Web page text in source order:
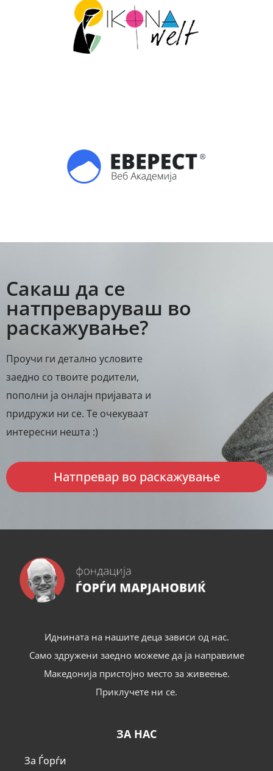
Сакаш да се
натпреваруваш во
раскажување?
Проучи ги детално условите
заедно со твоите родители,
пополни ја онлајн пријавата и
придружи ни се. Те очекуваат
интересни нешта :)
Натпревар во раскажување
Иднината на нашите деца зависи од нас.
Само здружени заедно можеме да ја направиме
Македонија пристојно место за живеење.
Приклучете ни се.
ЗА НАС
За Ѓорѓи